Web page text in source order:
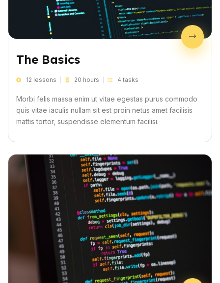
The Basics
12 lessons 20 hours 4 tasks
Morbi felis massa enim ut vitae egestas purus commodo
quis vitae iaculis nullam sit est proin netus amet facilisis
mattis tortor, suspendisse elementum facilisi.